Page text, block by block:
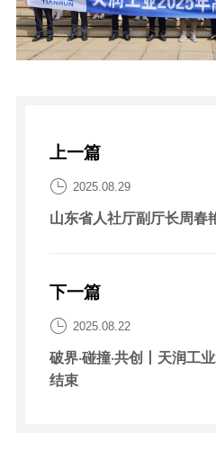
上一篇
 2025.08.29
山东省人社厅副厅长周春
下一篇
 2025.08.22
破界·碰撞·共创丨天润工
结束